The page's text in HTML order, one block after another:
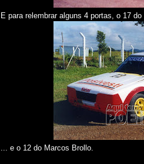
E para relembrar alguns 4 portas, o 17
... e o 12 do Marcos Brollo.